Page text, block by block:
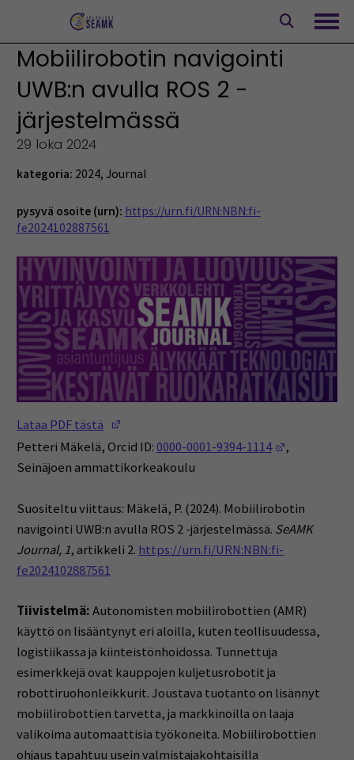
Mobiilirobotin navigointi
UWB:n avulla ROS 2 -
järjestelmässä
29 loka 2024
kategoria: 2024, Journal
pysyvä osoite (urn): https://urn.fi/URN:NBN:fi-
fe2024102887561
Lataa PDF tästä
Petteri Mäkelä, Orcid ID:0000-0001-9394-1114 (Opens in a
,
Seinäjoen ammattikorkeakoulu
Suositeltu viittaus: Mäkelä, P. (2024). Mobiilirobotin
navigointi UWB:n avulla ROS 2 -järjestelmässä. SeAMK
Journal, 1, artikkeli 2. https://urn.fi/URN:NBN:fi-
fe2024102887561
Tiivistelmä:Autonomisten mobiilirobottien (AMR)
käyttö on lisääntynyt eri aloilla, kuten teollisuudessa,
logistiikassa ja kiinteistönhoidossa. Tunnettuja
esimerkkejä ovat kauppojen kuljetusrobotit ja
robottiruohonleikkurit. Joustava tuotanto on lisännyt
mobiilirobottien tarvetta, ja markkinoilla on laaja
valikoima automaattisia työkoneita. Mobiilirobottien
ohjaus tapahtuu usein valmistajakohtaisilla